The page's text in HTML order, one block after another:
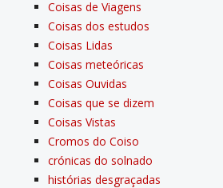
Coisas de Viagens
Coisas dos estudos
Coisas Lidas
Coisas meteóricas
Coisas Ouvidas
Coisas que se dizem
Coisas Vistas
Cromos do Coiso
crónicas do solnado
histórias desgraçadas